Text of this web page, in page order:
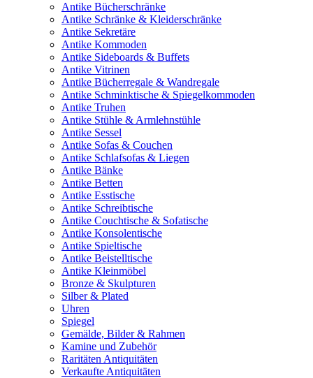
Antike Bücherschränke
Antike Schränke & Kleiderschränke
Antike Sekretäre
Antike Kommoden
Antike Sideboards & Buffets
Antike Vitrinen
Antike Bücherregale & Wandregale
Antike Schminktische & Spiegelkommoden
Antike Truhen
Antike Stühle & Armlehnstühle
Antike Sessel
Antike Sofas & Couchen
Antike Schlafsofas & Liegen
Antike Bänke
Antike Betten
Antike Esstische
Antike Schreibtische
Antike Couchtische & Sofatische
Antike Konsolentische
Antike Spieltische
Antike Beistelltische
Antike Kleinmöbel
Bronze & Skulpturen
Silber & Plated
Uhren
Spiegel
Gemälde, Bilder & Rahmen
Kamine und Zubehör
Raritäten Antiquitäten
Verkaufte Antiquitäten